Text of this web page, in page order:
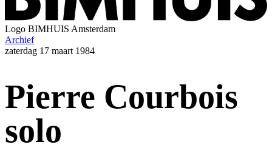
Logo BIMHUIS Amsterdam
Archief
zaterdag 17 maart 1984
Pierre Courbois
solo